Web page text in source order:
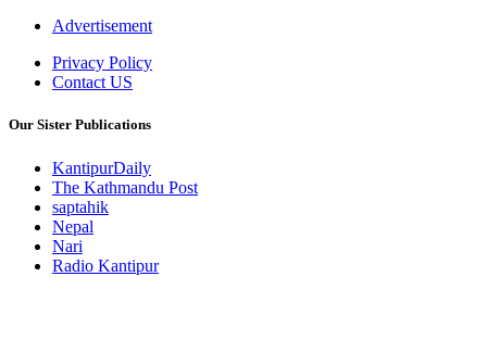
Advertisement
Privacy Policy
Contact US
Our Sister Publications
KantipurDaily
The Kathmandu Post
saptahik
Nepal
Nari
Radio Kantipur